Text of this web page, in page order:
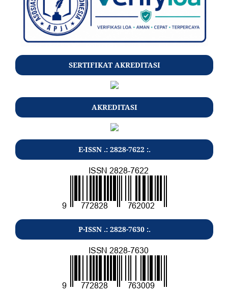
SERTIFIKAT AKREDITASI
AKREDITASI
E-ISSN .: 2828-7622 :.
P-ISSN .: 2828-7630 :.